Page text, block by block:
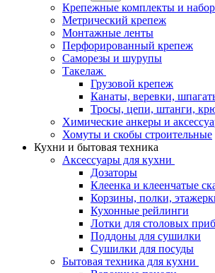
Крепежные комплекты и
Метрический крепеж
Монтажные ленты
Перфорированный крепеж
Саморезы и шурупы
Такелаж
Грузовой крепеж
Канаты, веревки,
Тросы, цепи, штанги,
Химические анкеры и
Хомуты и скобы строительные
Кухни и бытовая техника
Аксессуары для кухни
Дозаторы
Клеенка и клеенчатые
Корзины, полки,
Кухонные рейлинги
Лотки для столовых
Поддоны для сушилки
Сушилки для посуды
Бытовая техника для кухни